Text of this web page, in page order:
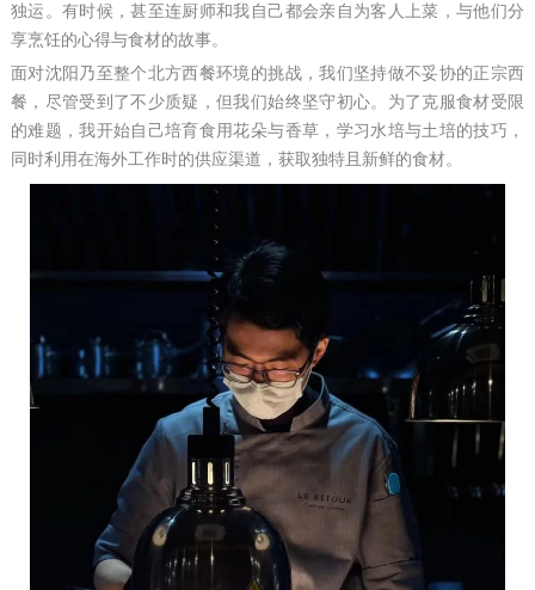
独运。有时候，甚至连厨师和我自己都会亲自为客人上菜，与他们分
享烹饪的心得与食材的故事。
面对沈阳乃至整个北方西餐环境的挑战，我们坚持做不妥协的正宗西
餐，尽管受到了不少质疑，但我们始终坚守初心。为了克服食材受限
的难题，我开始自己培育食用花朵与香草，学习水培与土培的技巧，
同时利用在海外工作时的供应渠道，获取独特且新鲜的食材。